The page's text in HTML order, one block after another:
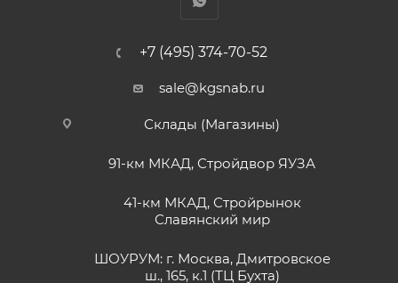
+7 (495) 374-70-52
sale@kgsnab.ru
Склады (Магазины)
91-км МКАД, Стройдвор ЯУЗА
41-км МКАД, Стройрынок
Славянский мир
ШОУРУМ: г. Москва, Дмитровское
ш., 165, к.1 (ТЦ Бухта)